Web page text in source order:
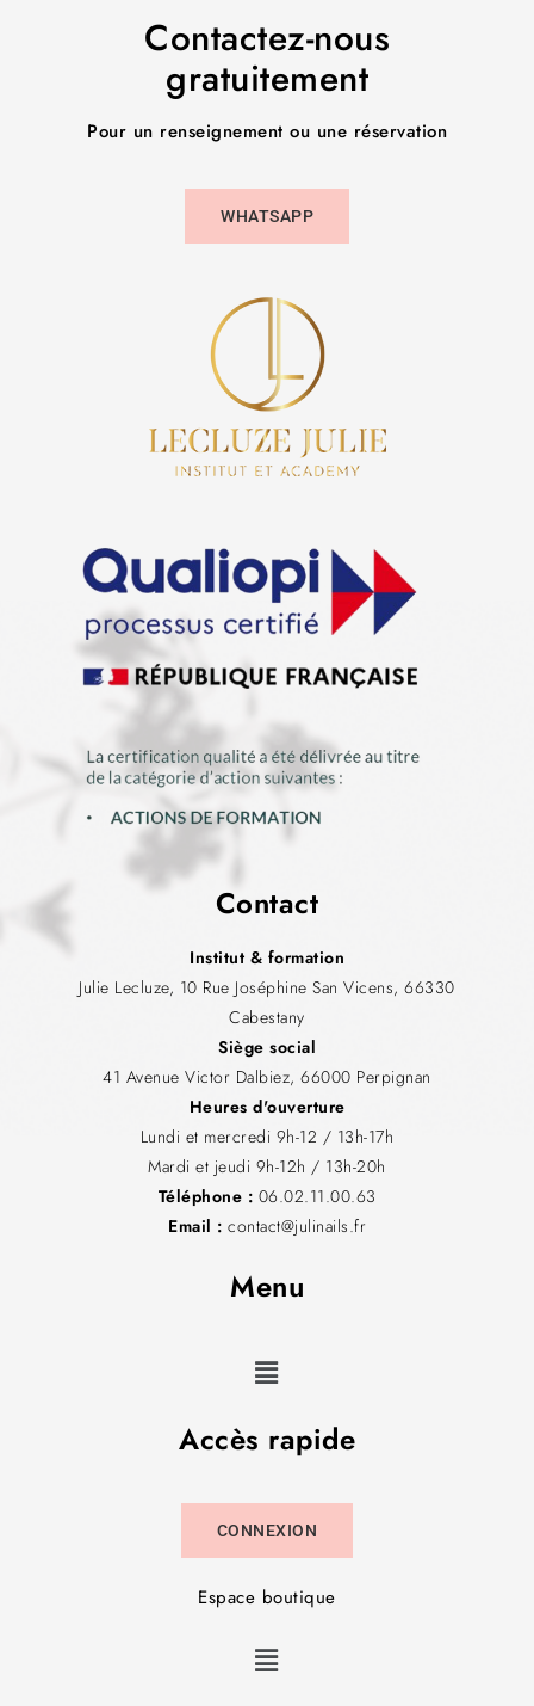
Contactez-nous
gratuitement
Pour un renseignement ou une réservation
WHATSAPP
Contact
Institut & formation
Julie Lecluze, 10 Rue Joséphine San Vicens, 66330
Cabestany
Siège social
41 Avenue Victor Dalbiez, 66000 Perpignan
Heures d'ouverture
Lundi et mercredi 9h-12 / 13h-17h
Mardi et jeudi 9h-12h / 13h-20h
Téléphone : 06.02.11.00.63
Email : contact@julinails.fr
Menu
Accès rapide
CONNEXION
Espace boutique